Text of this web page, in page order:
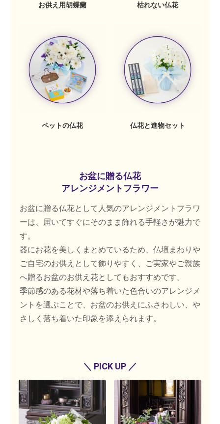
お供え用胡蝶蘭 枯れない仏花
ペットの仏花 仏花と進物セット
お盆に贈る仏花
アレンジメントフラワー
お盆に贈る仏花として人気のアレンジメントフラワ
ーは、届いてすぐにそのまま飾れる手軽さが魅力で
す。
器にお花を美しくまとめているため、仏壇まわりや
ご自宅のお供えとして飾りやすく、ご実家やご親族
へ贈るお盆のお供え花としてもおすすめです。
季節感のある花材や落ち着いた色合いのアレンジメ
ントを選ぶことで、お盆のお供えにふさわしい、や
さしく落ち着いた印象を添えられます。
＼ PICK UP ／